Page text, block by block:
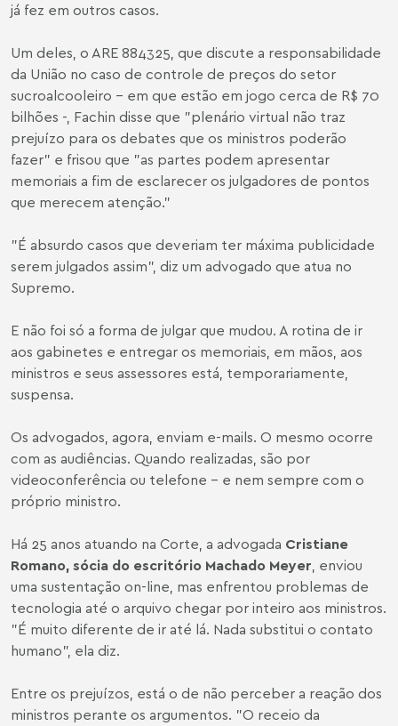
já fez em outros casos.
Um deles, o ARE 884325, que discute a responsabilidade
da União no caso de controle de preços do setor
sucroalcooleiro - em que estão em jogo cerca de R$ 70
bilhões -, Fachin disse que "plenário virtual não traz
prejuízo para os debates que os ministros poderão
fazer" e frisou que "as partes podem apresentar
memoriais a fim de esclarecer os julgadores de pontos
que merecem atenção."
"É absurdo casos que deveriam ter máxima publicidade
serem julgados assim", diz um advogado que atua no
Supremo.
E não foi só a forma de julgar que mudou. A rotina de ir
aos gabinetes e entregar os memoriais, em mãos, aos
ministros e seus assessores está, temporariamente,
suspensa.
Os advogados, agora, enviam e-mails. O mesmo ocorre
com as audiências. Quando realizadas, são por
videoconferência ou telefone - e nem sempre com o
próprio ministro.
Há 25 anos atuando na Corte, a advogada Cristiane
Romano, sócia do escritório Machado Meyer, enviou
uma sustentação on-line, mas enfrentou problemas de
tecnologia até o arquivo chegar por inteiro aos ministros.
"É muito diferente de ir até lá. Nada substitui o contato
humano", ela diz.
Entre os prejuízos, está o de não perceber a reação dos
ministros perante os argumentos. "O receio da